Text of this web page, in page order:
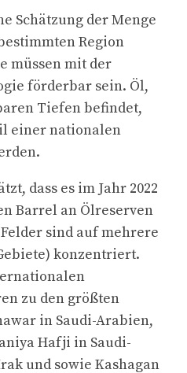
Schätzung der Menge
Region
müssen mit der
förderbar sein. Öl,
Tiefen befindet,
einer nationalen
dass es im Jahr 2022
Barrel an Ölreserven
sind auf mehrere
konzentriert.
zu den größten
in Saudi-Arabien,
Hafji in Saudi-
und sowie Kashagan